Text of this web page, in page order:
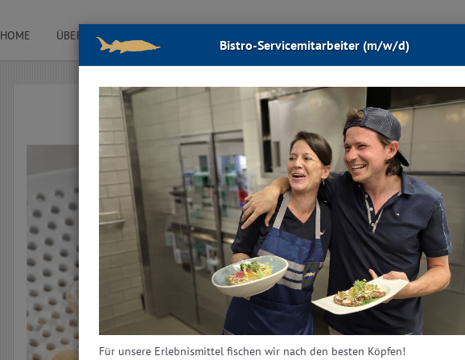
HOME ÜBER UNS
INNOVATIONEN
Bistro-Servicemitarbeiter (m/w/d)
Für unsere Erlebnismittel fischen wir nach den besten Köpfen!